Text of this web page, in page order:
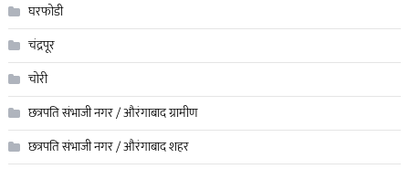
घरफोडी
चंद्रपूर
चोरी
छत्रपति संभाजी नगर / औरंगाबाद ग्रामीण
छत्रपति संभाजी नगर / औरंगाबाद शहर